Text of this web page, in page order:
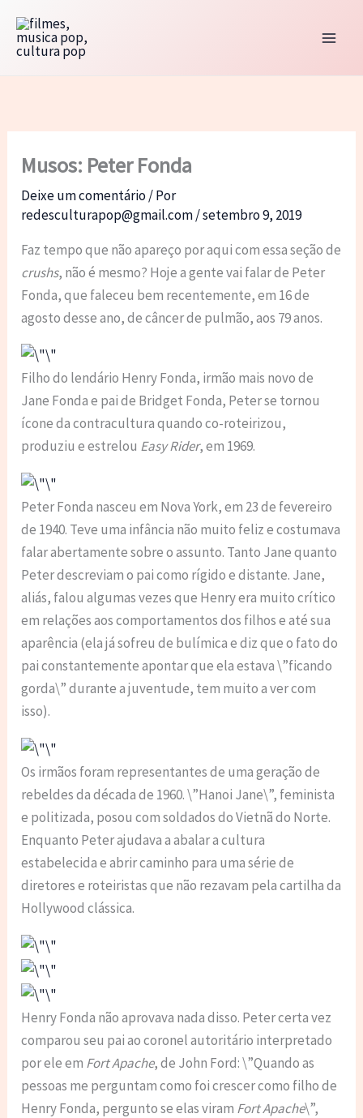
para
Musos: Peter Fonda
Deixe um comentário/ Por
redesculturapop@gmail.com/setembro 9, 2019
Faz tempo que não apareço por aqui com essa seção de
crushs, não é mesmo? Hoje a gente vai falar de Peter
Fonda, que faleceu bem recentemente, em 16 de
agosto desse ano, de câncer de pulmão, aos 79 anos.
Filho do lendário Henry Fonda, irmão mais novo de
Jane Fonda e pai de Bridget Fonda, Peter se tornou
ícone da contracultura quando co-roteirizou,
produziu e estrelou Easy Rider, em 1969.
Peter Fonda nasceu em Nova York, em 23 de fevereiro
de 1940. Teve uma infância não muito feliz e costumava
falar abertamente sobre o assunto. Tanto Jane quanto
Peter descreviam o pai como rígido e distante. Jane,
aliás, falou algumas vezes que Henry era muito crítico
em relações aos comportamentos dos filhos e até sua
aparência (ela já sofreu de bulímica e diz que o fato do
pai constantemente apontar que ela estava \”ficando
gorda\” durante a juventude, tem muito a ver com
isso).
Os irmãos foram representantes de uma geração de
rebeldes da década de 1960. \”Hanoi Jane\”, feminista
e politizada, posou com soldados do Vietnã do Norte.
Enquanto Peter ajudava a abalar a cultura
estabelecida e abrir caminho para uma série de
diretores e roteiristas que não rezavam pela cartilha da
Hollywood clássica.
Henry Fonda não aprovava nada disso. Peter certa vez
comparou seu pai ao coronel autoritário interpretado
por ele em Fort Apache, de John Ford: \”Quando as
pessoas me perguntam como foi crescer como filho de
Henry Fonda, pergunto se elas viram Fort Apache\”,